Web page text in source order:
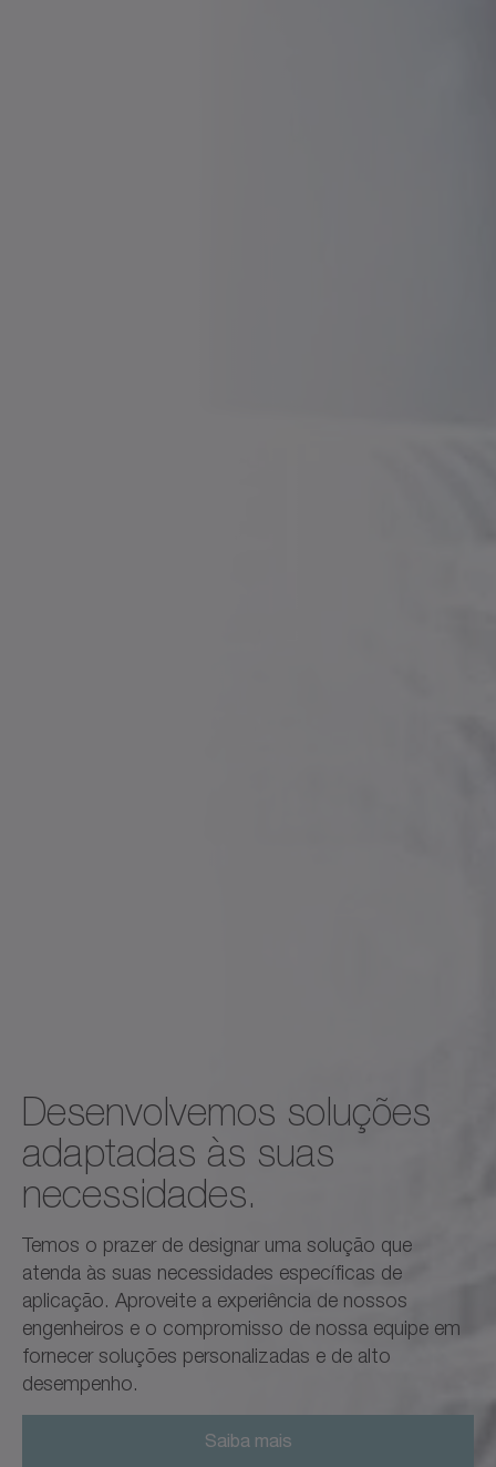
Desenvolvemos soluções
adaptadas às suas
necessidades.
Temos o prazer de designar uma solução que
atenda às suas necessidades específicas de
aplicação. Aproveite a experiência de nossos
engenheiros e o compromisso de nossa equipe em
fornecer soluções personalizadas e de alto
desempenho.
Saiba mais